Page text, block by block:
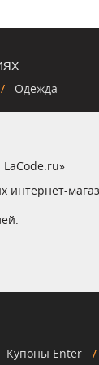
Одежда
интернет-
Купоны Enter